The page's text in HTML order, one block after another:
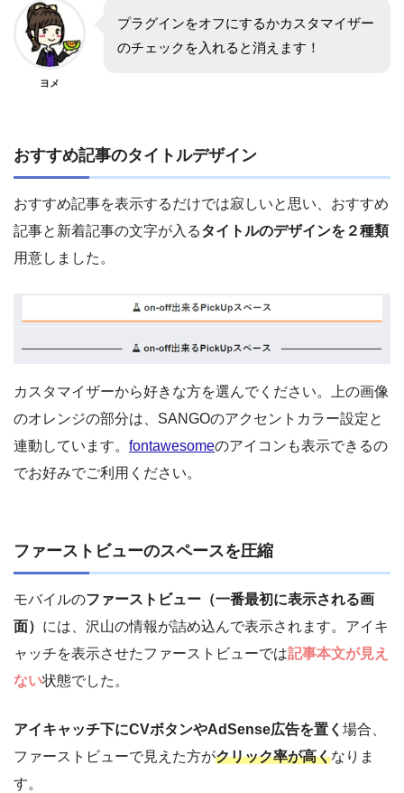
ヨメ
プラグインをオフにするかカスタマイザー
のチェックを入れると消えます！
おすすめ記事のタイトルデザイン
おすすめ記事を表示するだけでは寂しいと思い、おすすめ
記事と新着記事の文字が入るタイトルのデザインを２種類
用意しました。
カスタマイザーから好きな方を選んでください。上の画像
のオレンジの部分は、SANGOのアクセントカラー設定と
連動しています。 fontawesomeのアイコンも表示できるの
でお好みでご利用ください。
ファーストビューのスペースを圧縮
モバイルのファーストビュー（一番最初に表示される画
面） には、沢山の情報が詰め込んで表示されます。アイキ
ャッチを表示させたファーストビューでは記事本文が見え
ない状態でした。
アイキャッチ下にCVボタンやAdSense広告を置く 場合、
ファーストビューで見えた方がクリック率が高くなりま
す。